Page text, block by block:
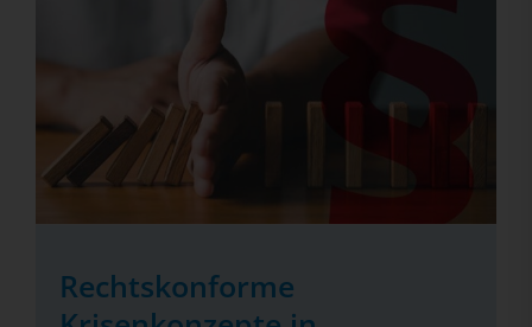
Rechtskonforme